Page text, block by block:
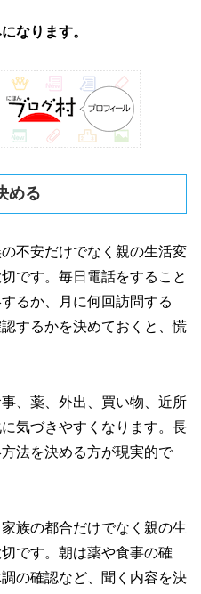
なります。
める
不安だけでなく親の生活変
です。毎日電話をすること
るか、月に何回訪問する
するかを決めておくと、慌
、薬、外出、買い物、近所
気づきやすくなります。長
法を決める方が現実的で
族の都合だけでなく親の生
です。朝は薬や食事の確
の確認など、聞く内容を決